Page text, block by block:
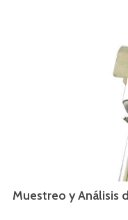
Muestreo y Análisis